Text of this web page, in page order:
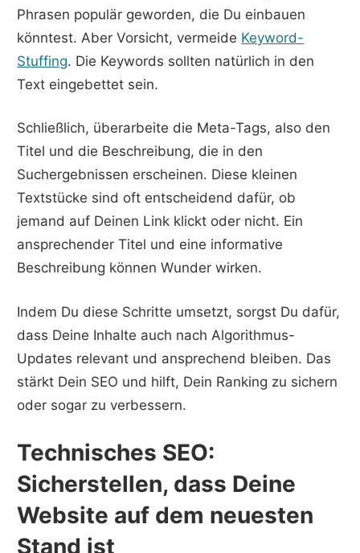
Phrasen populär geworden, die Du einbauen
könntest. Aber Vorsicht, vermeide Keyword-
Stuffing. Die Keywords sollten natürlich in den
Text eingebettet sein.
Schließlich, überarbeite die Meta-Tags, also den
Titel und die Beschreibung, die in den
Suchergebnissen erscheinen. Diese kleinen
Textstücke sind oft entscheidend dafür, ob
jemand auf Deinen Link klickt oder nicht. Ein
ansprechender Titel und eine informative
Beschreibung können Wunder wirken.
Indem Du diese Schritte umsetzt, sorgst Du dafür,
dass Deine Inhalte auch nach Algorithmus-
Updates relevant und ansprechend bleiben. Das
stärkt Dein SEO und hilft, Dein Ranking zu sichern
oder sogar zu verbessern.
Technisches SEO:
Sicherstellen, dass Deine
Website auf dem neuesten
Stand ist